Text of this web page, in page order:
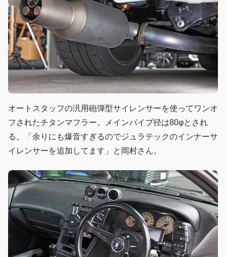
オートスタッフの汎用砲弾型サイレンサーを使ってワンオ
フされたチタンマフラー。メインパイプ径は80φとされ
る。「余りにも爆音すぎるのでジュラテックのインナーサ
イレンサーを追加してます」と岡村さん。